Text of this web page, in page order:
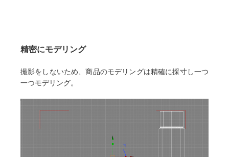
精密にモデリング
撮影をしないため、商品のモデリングは精確に採寸し一つ
一つモデリング。